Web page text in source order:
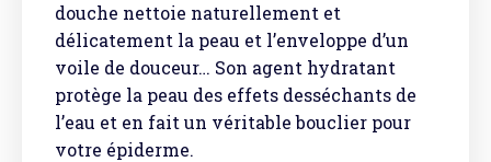
douche nettoie naturellement et
délicatement la peau et l’enveloppe d’un
voile de douceur… Son agent hydratant
protège la peau des effets desséchants de
l’eau et en fait un véritable bouclier pour
votre épiderme.